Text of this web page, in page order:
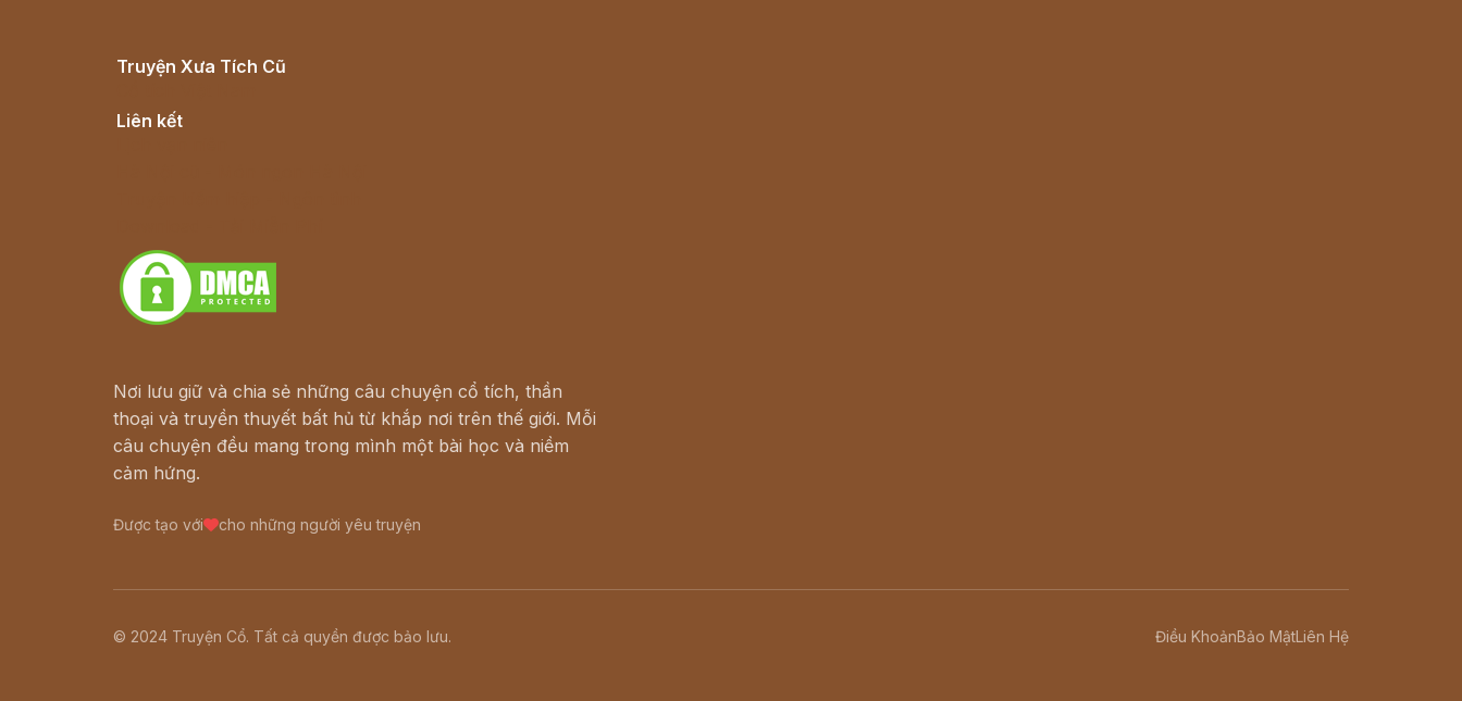
Truyện Xưa Tích Cũ
Liên kết
Nơi lưu giữ và chia sẻ những câu chuyện cổ tích, thần
thoại và truyền thuyết bất hủ từ khắp nơi trên thế giới. Mỗi
câu chuyện đều mang trong mình một bài học và niềm
cảm hứng.
Được tạo với cho những người yêu truyện
© 2024 Truyện Cổ. Tất cả quyền được bảo lưu. Điều KhoảnBảo MậtLiên Hệ